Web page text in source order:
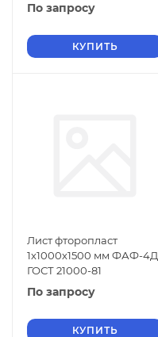
По запросу
КУПИТЬ
Лист фторопласт
1х1000х1500 мм ФАФ-4Д
ГОСТ 21000-81
По запросу
КУПИТЬ